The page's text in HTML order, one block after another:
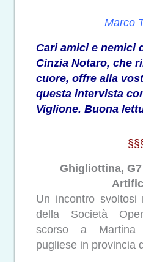
Marco
Cari amici e nemici
Cinzia Notaro, che
cuore, offre alla
questa intervista
Viglione. Buona
Ghigliottina,
Un incontro svoltosi
della Società
scorso a Martina
pugliese in provincia